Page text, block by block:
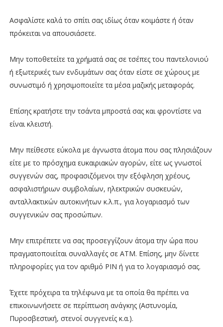
Ασφαλίστε καλά το σπίτι σας ιδίως όταν κοιμάστε ή όταν
πρόκειται να απουσιάσετε.
Μην τοποθετείτε τα χρήματά σας σε τσέπες του παντελονιού
ή εξωτερικές των ενδυμάτων σας όταν είστε σε χώρους με
συνωστιμό ή χρησιμοποιείτε τα μέσα μαζικής μεταφοράς.
Επίσης κρατήστε την τσάντα μπροστά σας και φροντίστε να
είναι κλειστή.
Μην πείθεστε εύκολα με άγνωστα άτομα που σας πλησιάζουν
είτε με το πρόσχημα ευκαιριακών αγορών, είτε ως γνωστοί
συγγενών σας, προφασιζόμενοι την εξόφληση χρέους,
ασφαλιστήριων συμβολαίων, ηλεκτρικών συσκευών,
ανταλλακτικών αυτοκινήτων κ.λ.π., για λογαριασμό των
συγγενικών σας προσώπων.
Μην επιτρέπετε να σας προσεγγίζουν άτομα την ώρα που
πραγματοποιείται συναλλαγές σε ΑΤΜ. Επίσης, μην δίνετε
πληροφορίες για τον αριθμό ΡΙΝ ή για το λογαριασμό σας.
Έχετε πρόχειρα τα τηλέφωνα με τα οποία θα πρέπει να
επικοινωνήσετε σε περίπτωση ανάγκης (Αστυνομία,
Πυροσβεστική, στενοί συγγενείς κ.α.).